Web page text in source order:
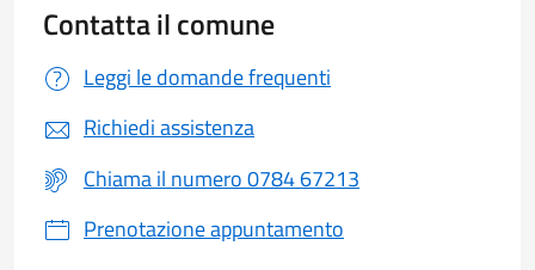
Contatta il comune
Leggi le domande frequenti
Richiedi assistenza
Chiama il numero 0784 67213
Prenotazione appuntamento